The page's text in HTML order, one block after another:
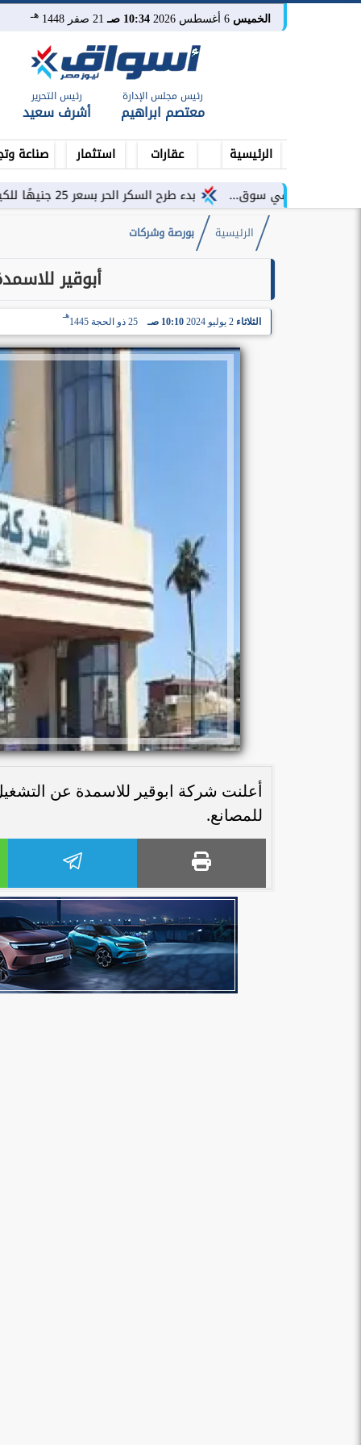
الخميس 10:34 صـ 21 صفر 1448 هـ
رئيس مجلس الإدارة
معتصم ابراهيم
رئيس التحرير
أشرف سعيد
الرئيسية عقارات استثمار صناعة
بدء طرح السكر الحر بسعر 25 جنيهًا للكيلو اعتبارًا من غد
الرئيسية بورصة وشركات
أبوقير
الثلاثاء 2 يوليو 2024 10:10 صـ 25 ذو الحجة 1445
هـ
أعلنت شركة ابوقير للاسمدة عن
للمصانع.